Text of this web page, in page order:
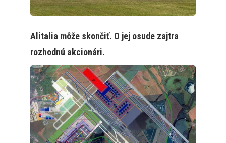
Alitalia môže skončiť. O jej osude zajtra
rozhodnú akcionári.